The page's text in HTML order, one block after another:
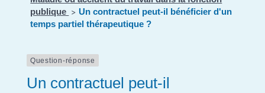
publique > Un contractuel peut-il bénéficier d'un
temps partiel thérapeutique ?
Question-réponse
Un contractuel peut-il